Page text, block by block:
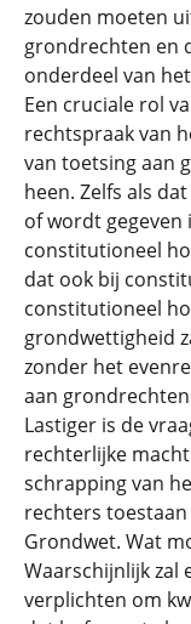
zouden moeten
grondrechten en
onderdeel van
Een cruciale rol
rechtspraak van
van toetsing aan
heen. Zelfs als
of wordt gegeven
constitutioneel
dat ook bij
constitutioneel
grondwettigheid
zonder het
aan
Lastiger is de
rechterlijke
schrapping van
rechters
Grondwet. Wat
Waarschijnlijk zal
verplichten om